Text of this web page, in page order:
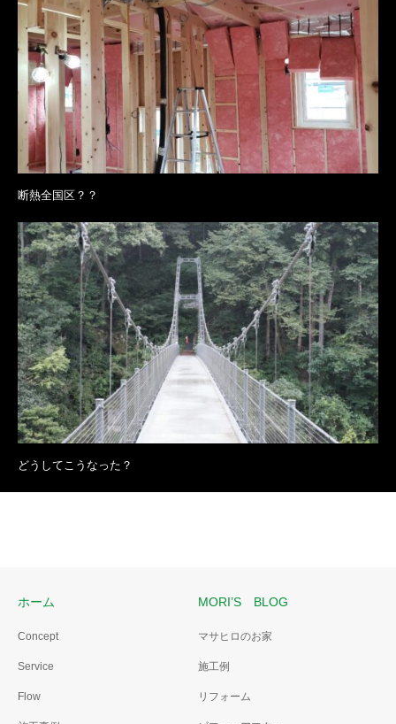
断熱全国区？？
どうしてこうなった？
ホーム
Concept
Service
Flow
MORI’S BLOG
マサヒロのお家
施工例
リフォーム